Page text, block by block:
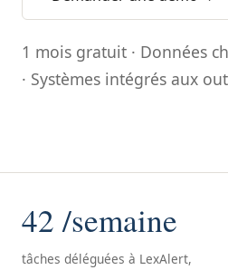
1 mois gratuit · Données
· Systèmes intégrés aux
42 /semaine
tâches déléguées à LexAlert,